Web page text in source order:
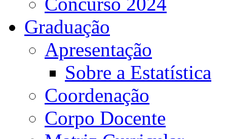
Graduação
Apresentação
Sobre a Estatística
Coordenação
Corpo Docente